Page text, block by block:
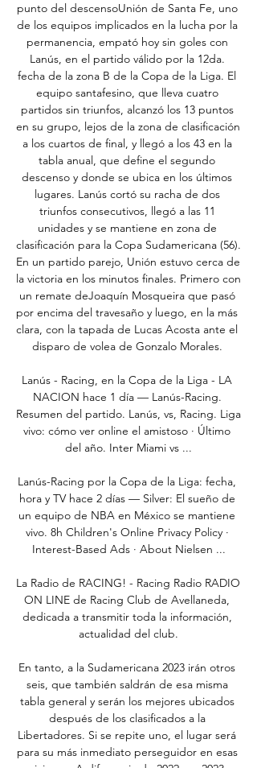
punto del descensoUnión de Santa Fe, uno
de los equipos implicados en la lucha por la
permanencia, empató hoy sin goles con
Lanús, en el partido válido por la 12da.
fecha de la zona B de la Copa de la Liga. El
equipo santafesino, que lleva cuatro
partidos sin triunfos, alcanzó los 13 puntos
en su grupo, lejos de la zona de clasificación
a los cuartos de final, y llegó a los 43 en la
tabla anual, que define el segundo
descenso y donde se ubica en los últimos
lugares. Lanús cortó su racha de dos
triunfos consecutivos, llegó a las 11
unidades y se mantiene en zona de
clasificación para la Copa Sudamericana (56).
En un partido parejo, Unión estuvo cerca de
la victoria en los minutos finales. Primero con
un remate deJoaquín Mosqueira que pasó
por encima del travesaño y luego, en la más
clara, con la tapada de Lucas Acosta ante el
disparo de volea de Gonzalo Morales.
Lanús - Racing, en la Copa de la Liga - LA
NACION hace 1 día — Lanús-Racing.
Resumen del partido. Lanús, vs, Racing. Liga
vivo: cómo ver online el amistoso · Último
del año. Inter Miami vs ...
Lanús-Racing por la Copa de la Liga: fecha,
hora y TV hace 2 días — Silver: El sueño de
un equipo de NBA en México se mantiene
vivo. 8h Children's Online Privacy Policy ·
Interest-Based Ads · About Nielsen ...
La Radio de RACING! - Racing Radio RADIO
ON LINE de Racing Club de Avellaneda,
dedicada a transmitir toda la información,
actualidad del club.
En tanto, a la Sudamericana 2023 irán otros
seis, que también saldrán de esa misma
tabla general y serán los mejores ubicados
después de los clasificados a la
Libertadores. Si se repite uno, el lugar será
para su más inmediato perseguidor en esas